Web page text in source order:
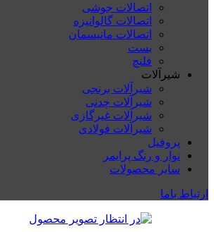
اتصالات جوشی
اتصالات گالوانیزه
اتصالات مانیسمان
بست
فلنچ
شیرآلات
شیرآلات برنجی
شیرآلات چدنی
شیرآلات غیرگازی
شیرآلات فولادی
پروفیل
نوار و رنگ پرایمر
سایر محصولات
ارتباط باما